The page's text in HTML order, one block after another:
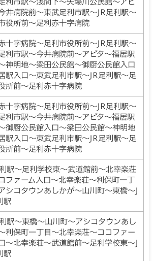
利市駅～浅間下～矢場川公民館～アピ
井病院前～東武足利市駅～JR足利駅～
役所前～足利赤十字病院
十字病院～足利市役所前～JR足利駅～
利市駅～今井病院前～アピタ～福居駅
神明地～梁田公民館～御厨公民館入口
駅入口～東武足利市駅～JR足利駅～足
所前～足利赤十字病院
十字病院～足利市役所前～JR足利駅～
利市駅～今井病院前～アピタ～福居駅
御厨公民館入口～梁田公民館～神明地
駅入口～東武足利市駅～JR足利駅～足
所前～足利赤十字病院
利駅～足利学校東～武道館前～北幸楽荘
ファーム入口～北幸楽荘～利保町一丁
シコタウンあしかが～山川町～東橋～J
駅
利駅～東橋～山川町～アシコタウンあし
利保町一丁目～北幸楽荘～ココファー
～北幸楽荘～武道館前～足利学校東～J
駅